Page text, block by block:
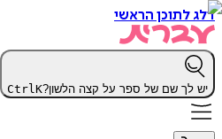
דלג לתוכן הראשי
יש לך שם של ספר על קצה הלשון? CtrlK